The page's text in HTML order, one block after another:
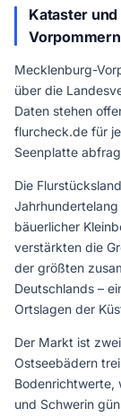
Kataster
Vorpommern
Mecklenburg-
über die
Daten stehen
flurcheck.de für
Seenplatte
Die
bäuerlicher
verstärkten die
der größten
Deutschlands –
Ortslagen der
Der Markt ist
Ostseebädern
Bodenrichtwerte,
und Schwerin